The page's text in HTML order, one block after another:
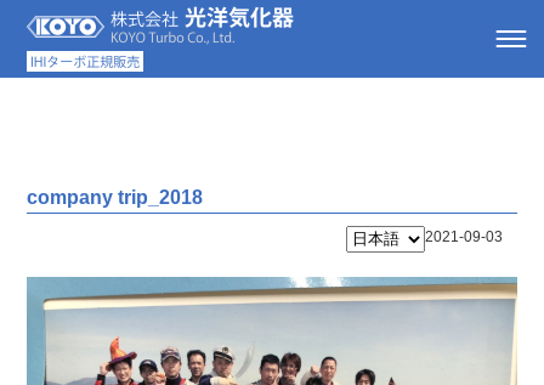
company trip_2018
2021-09-03